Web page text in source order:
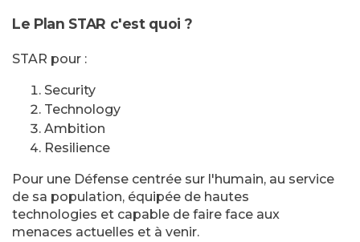
Le Plan STAR c'est quoi ?
STAR pour :
Security
Technology
Ambition
Resilience
Pour une Défense centrée sur l'humain, au service
de sa population, équipée de hautes
technologies et capable de faire face aux
menaces actuelles et à venir.